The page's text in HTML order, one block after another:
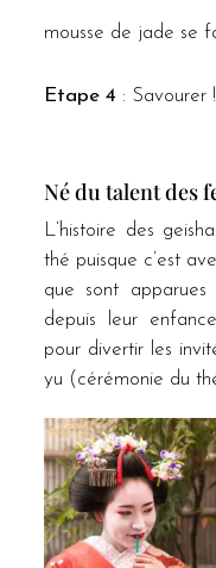
mousse de jade se
Etape 4 : Savourer !
Né du talent des
L’histoire des
thé puisque c’est
que sont apparues
depuis leur
pour divertir les
yu (cérémonie du